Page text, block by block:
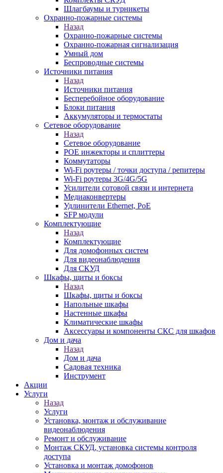
Шлагбаумы и турникеты
Охранно-пожарные системы
Назад
Охранно-пожарные системы
Охранно-пожарная сигнализация
Умный дом
Беспроводные системы
Источники питания
Назад
Источники питания
Бесперебойное оборудование
Блоки питания
Аккумуляторы и термостаты
Сетевое оборудование
Назад
Сетевое оборудование
POE инжекторы и сплиттеры
Коммутаторы
Wi-Fi роутеры / точки доступа / репитеры
Wi-Fi роутеры 3G/4G/5G
Усилители сотовой связи и интернета
Медиаконвертеры
Удлинители Ethernet, PoE
SFP модули
Комплектующие
Назад
Комплектующие
Для домофонных систем
Для видеонаблюдения
Для СКУД
Шкафы, щиты и боксы
Назад
Шкафы, щиты и боксы
Напольные шкафы
Настенные шкафы
Климатические шкафы
Аксессуары и компоненты СКС для шкафов
Дом и дача
Назад
Дом и дача
Садовая техника
Инструмент
Акции
Услуги
Назад
Услуги
Установка, монтаж и обслуживание
видеонаблюдения
Ремонт и обслуживание
Монтаж СКУД, установка системы контроля
доступа
Установка и монтаж домофонов